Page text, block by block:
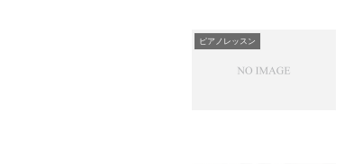
ピアノレッスン